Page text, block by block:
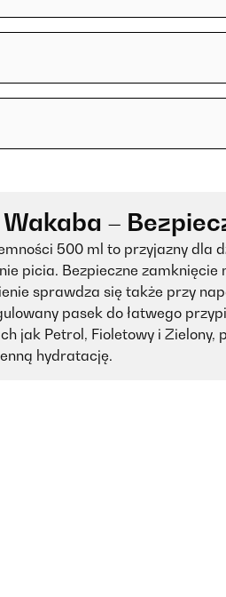
–
500 ml to przyjazny dla
picia. Bezpieczne
sprawdza się także przy
pasek do łatwego
jak Petrol, Fioletowy i
hydratację.